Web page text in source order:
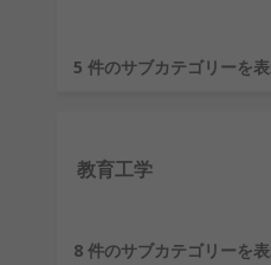
RSのRaspberry Pi製品
Raspberry Pi ボー
5 件のサブカテゴリーを
教育工学
8 件のサブカテゴリーを